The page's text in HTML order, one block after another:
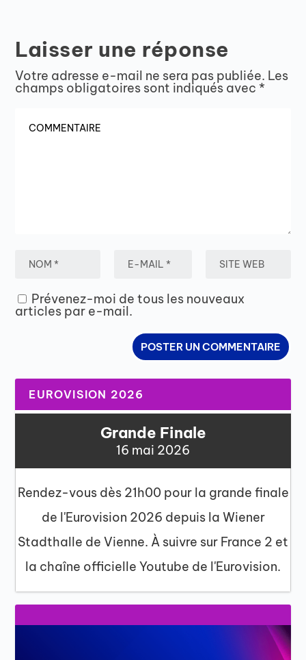
Laisser une réponse
Votre adresse e-mail ne sera pas publiée. Les
champs obligatoires sont indiqués avec *
Prévenez-moi de tous les nouveaux
articles par e-mail.
EUROVISION 2026
Grande Finale
16 mai 2026
Rendez-vous dès 21h00 pour la grande finale
de l'Eurovision 2026 depuis la Wiener
Stadthalle de Vienne. À suivre sur France 2 et
la chaîne officielle Youtube de l'Eurovision.